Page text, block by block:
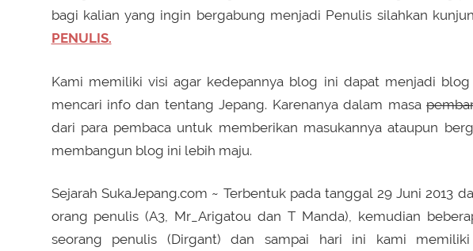
bagi kalian yang ingin bergabung menjadi Penulis silahkan
PENULIS.
Kami memiliki visi agar kedepannya blog ini dapat menjadi
mencari info dan tentang Jepang. Karenanya dalam masa
dari para pembaca untuk memberikan masukannya ataupun
membangun blog ini lebih maju.
Sejarah SukaJepang.com ~ Terbentuk pada tanggal 29 Juni 2013
orang penulis (A3, Mr_Arigatou dan T Manda), kemudian
seorang penulis (Dirgant) dan sampai hari ini kami